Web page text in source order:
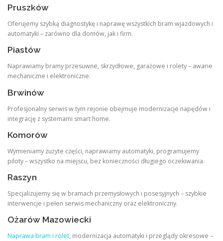
Pruszków
Oferujemy szybką diagnostykę i naprawę wszystkich bram wjazdowych i
automatyki – zarówno dla domów, jak i firm.
Piastów
Naprawiamy bramy przesuwne, skrzydłowe, garażowe i rolety – awarie
mechaniczne i elektroniczne.
Brwinów
Profesjonalny serwis w tym rejonie obejmuje modernizacje napędów i
integrację z systemami smart home.
Komorów
Wymieniamy zużyte części, naprawiamy automatyki, programujemy
piloty – wszystko na miejscu, bez konieczności długiego oczekiwania.
Raszyn
Specjalizujemy się w bramach przemysłowych i posesyjnych – szybkie
interwencje i pełen serwis mechaniczny oraz elektroniczny.
Ożarów Mazowiecki
Naprawa bram i rolet, modernizacja automatyki i przeglądy okresowe –